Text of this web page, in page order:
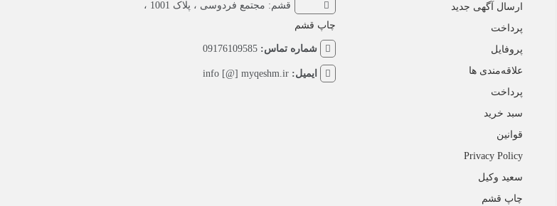
ارسال آگهی جدید
پرداخت
پروفایل
علاقه‌مندی ها
پرداخت
سبد خرید
قوانین
Privacy Policy
سعید وکیل
چاپ قشم
قشم: مجتمع فردوسی ، پلاک 1001 ،
چاپ قشم
شماره تماس: 09176109585
ایمیل: info [@] myqeshm.ir